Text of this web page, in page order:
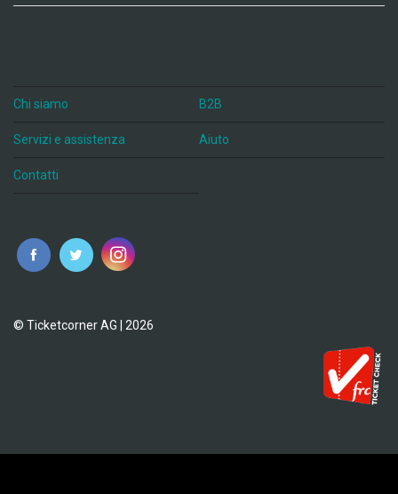
Chi siamo B2B
Servizi e assistenza Aiuto
Contatti
© Ticketcorner AG | 2026